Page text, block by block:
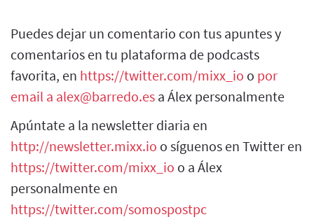
Puedes dejar un comentario con tus apuntes y
comentarios en tu plataforma de podcasts
favorita, en https://twitter.com/mixx_io o por
email a alex@barredo.es a Álex personalmente
Apúntate a la newsletter diaria en
http://newsletter.mixx.io o síguenos en Twitter en
https://twitter.com/mixx_io o a Álex
personalmente en
https://twitter.com/somospostpc